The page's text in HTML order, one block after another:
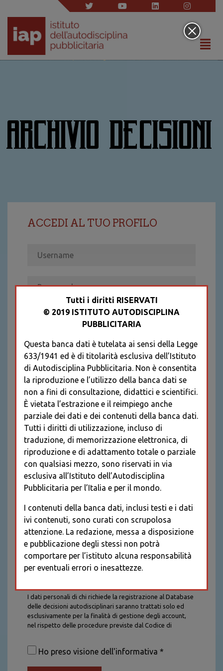
ARCHIVIO DECISIONI
ACCEDI AL TUO PROFILO
Recupera password
REGISTRATI
* I CAMPI CONTRASSEGNATI SONO
OBBLIGATORI
I dati personali di chi richiede la registrazione al Database
delle decisioni autodisciplinari saranno trattati solo ed
esclusivamente per la finalità di gestione degli account,
nel rispetto delle procedure previste dal Codice di
saranno trattati con tutte le cautele richieste dalla legge e
saranno conservati per la durata stabilita caso per caso
Ho preso visione dell'informativa *
Tutti i diritti RISERVATI
© 2019 ISTITUTO AUTODISCIPLINA
PUBBLICITARIA
Questa banca dati è tutelata ai sensi della Legge
633/1941 ed è di titolarità esclusiva dell’Istituto
di Autodisciplina Pubblicitaria. Non è consentita
la riproduzione e l’utilizzo della banca dati se
non a fini di consultazione, didattici e scientifici.
È vietata l’estrazione e il reimpiego anche
parziale dei dati e dei contenuti della banca dati.
Tutti i diritti di utilizzazione, incluso di
traduzione, di memorizzazione elettronica, di
riproduzione e di adattamento totale o parziale
con qualsiasi mezzo, sono riservati in via
esclusiva all’Istituto dell’Autodisciplina
Pubblicitaria per l’Italia e per il mondo.
I contenuti della banca dati, inclusi testi e i dati
ivi contenuti, sono curati con scrupolosa
attenzione. La redazione, messa a disposizione
e pubblicazione degli stessi non potrà
comportare per l’istituto alcuna responsabilità
per eventuali errori o inesattezze.